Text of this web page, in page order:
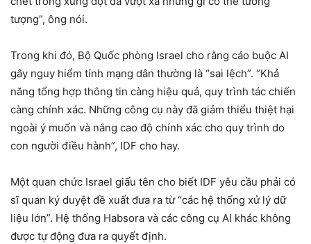
tượng”, ông nói.
Trong khi đó, Bộ Quốc phòng Israel cho rằng cáo buộc AI
gây nguy hiểm tính mạng dân thường là “sai lệch”. “Khả
năng tổng hợp thông tin càng hiệu quả, quy trình tác chiến
càng chính xác. Những công cụ này đã giảm thiểu thiệt hại
ngoài ý muốn và nâng cao độ chính xác cho quy trình do
con người điều hành”, IDF cho hay.
Một quan chức Israel giấu tên cho biết IDF yêu cầu phải có
sĩ quan ký duyệt đề xuất đưa ra từ “các hệ thống xử lý dữ
liệu lớn”. Hệ thống Habsora và các công cụ AI khác không
được tự động đưa ra quyết định.